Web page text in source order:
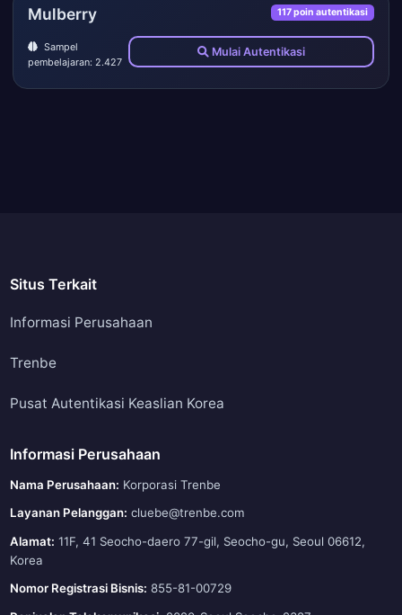
Mulberry 117 poin autentikasi
Sampel
pembelajaran: 2.427
Mulai Autentikasi
Situs Terkait
Informasi Perusahaan
Trenbe
Pusat Autentikasi Keaslian Korea
Informasi Perusahaan
Nama Perusahaan: Korporasi Trenbe
Layanan Pelanggan: cluebe@trenbe.com
Alamat: 11F, 41 Seocho-daero 77-gil, Seocho-gu, Seoul 06612,
Korea
Nomor Registrasi Bisnis: 855-81-00729